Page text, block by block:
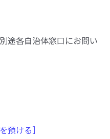
途各自治体窓口にお問い
預ける］